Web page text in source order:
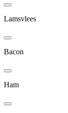
Lamsvlees
Bacon
Ham